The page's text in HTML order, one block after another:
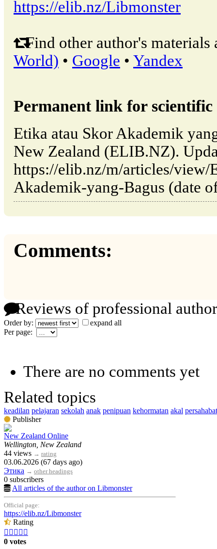
https://elib.nz/Libmonster
Find other author's materials
World) • Google • Yandex
Permanent link for
Etika atau Skor Akademik
New Zealand (ELIB.NZ).
https://elib.nz/m/articles/view/
Akademik-yang-Bagus (date
Comments:
Reviews of professional
Order by:
expand all
Per page:
There are no comments yet
Related topics
keadilan pelajaran sekolah anak penipuan kehormatan akal
Publisher
New Zealand Online
Wellington, New Zealand
44 views → rating
03.06.2026 (67 days ago)
Этика → other headings
0 subscribers
All articles of the author on Libmonster
Official page:
https://elib.nz/Libmonster
Rating
    
0 votes